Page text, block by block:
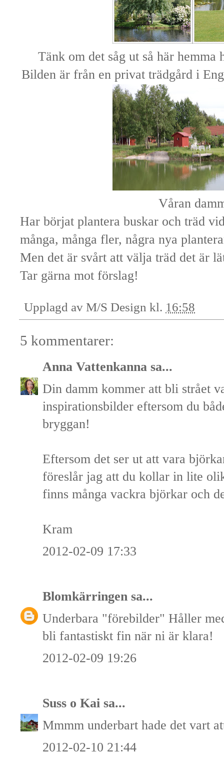
Tänk om det såg ut så här
Bilden är från en privat trädgård i
Våran
Har börjat plantera buskar och träd
många, många fler, några nya
Men det är svårt att välja träd det är
Tar gärna mot förslag!
Upplagd av M/S Design kl. 16:58
5 kommentarer:
Anna Vattenkanna sa...
Din damm kommer att bli strået
inspirationsbilder eftersom du
bryggan!
Eftersom det ser ut att vara
föreslår jag att du kollar in lite
finns många vackra björkar och
Kram
2012-02-09 17:33
Blomkärringen sa...
Underbara "förebilder" Håller
bli fantastiskt fin när ni är klara!
2012-02-09 19:26
Suss o Kai sa...
Mmmm underbart hade det vart
2012-02-10 21:44